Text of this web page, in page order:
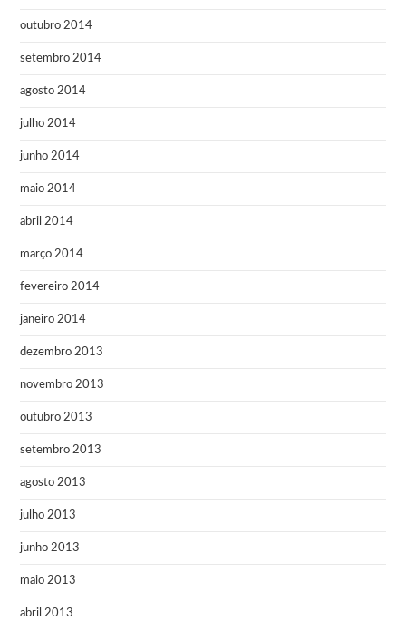
outubro 2014
setembro 2014
agosto 2014
julho 2014
junho 2014
maio 2014
abril 2014
março 2014
fevereiro 2014
janeiro 2014
dezembro 2013
novembro 2013
outubro 2013
setembro 2013
agosto 2013
julho 2013
junho 2013
maio 2013
abril 2013